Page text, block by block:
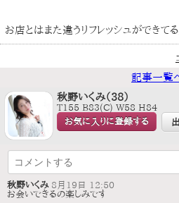
お店とはまた違うリフレッシュができてる
記事一覧
秋野いくみ（38）
T155 B83(C) W58 H84
お気に入りに登録する
秋野いくみ 8月19日 12:50
お会いできるの楽しみです